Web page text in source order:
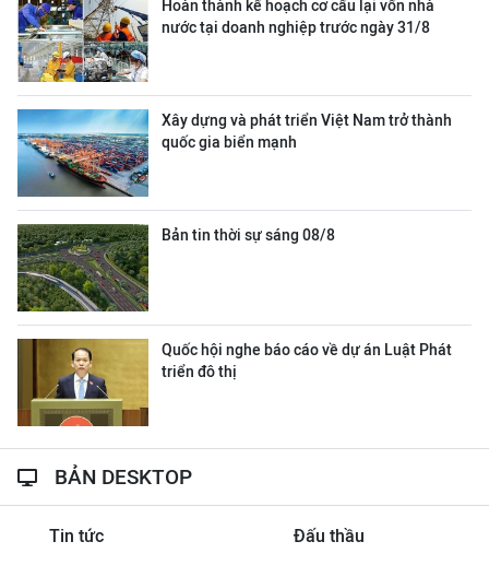
Hoàn thành kế hoạch cơ cấu lại vốn nhà
nước tại doanh nghiệp trước ngày 31/8
Xây dựng và phát triển Việt Nam trở thành
quốc gia biển mạnh
Bản tin thời sự sáng 08/8
Quốc hội nghe báo cáo về dự án Luật Phát
triển đô thị
BẢN DESKTOP
Tin tức Đấu thầu